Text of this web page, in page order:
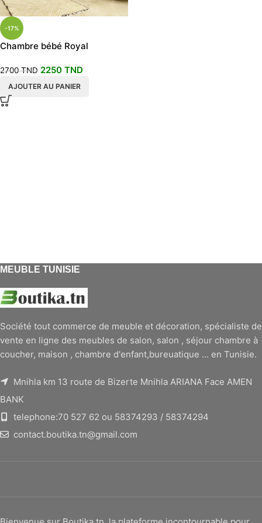
-17%
Chambre bébé Royal
2700TND 2250 TND
AJOUTER AU PANIER
MEUBLE TUNISIE
Société tout commerce de meuble et décoration, spécialiste de
vente en ligne des meubles de salon, salon , séjour chambre à
coucher, maison , chambre d'enfant,bureuatique ... en Tunisie.
Mnihla km 13 route de Bizerte Mnihla ARIANA Face AMEN
BANK
telephone:70 527 62 ou 58374293 / 58374294
contact.boutika.tn@gmail.com